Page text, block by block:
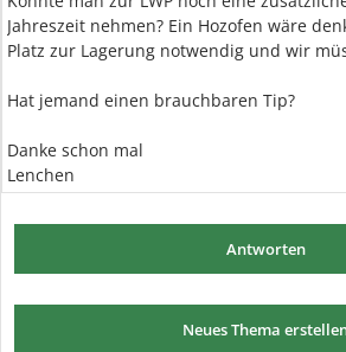
Jahreszeit nehmen? Ein Hozofen wäre
Platz zur Lagerung notwendig und wir
Hat jemand einen brauchbaren Tip?
Danke schon mal
Lenchen
Antworten
Neues Thema